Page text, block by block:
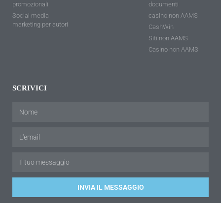
promozionali
Social media
marketing per autori
documenti
casino non AAMS
CashWin
Siti non AAMS
Casino non AAMS
SCRIVICI
INVIA IL MESSAGGIO